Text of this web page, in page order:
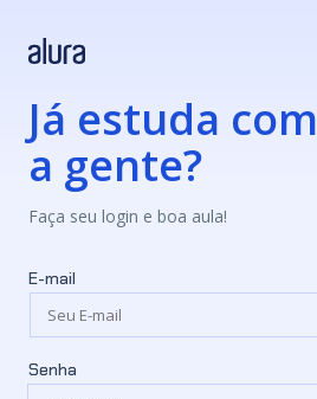
Já estuda com
a gente?
Faça seu login e boa aula!
E-mail
Senha